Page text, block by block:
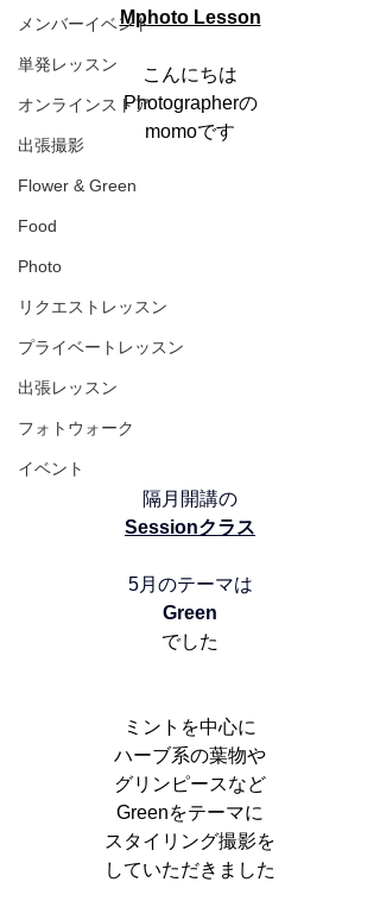
メンバーイベント
単発レッスン
オンラインストア
出張撮影
Flower & Green
Food
Photo
リクエストレッスン
プライベートレッスン
出張レッスン
フォトウォーク
イベント
Mphoto Lesson
こんにちは
Photographerの
momoです
隔月開講の
Sessionクラス
5月のテーマは
Green
でした
ミントを中心に
ハーブ系の葉物や
グリンピースなど
Greenをテーマに
スタイリング撮影を
していただきました